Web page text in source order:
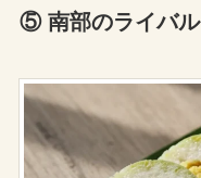
⑤ 南部のライバル